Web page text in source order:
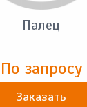
Палец
По запросу
Заказать